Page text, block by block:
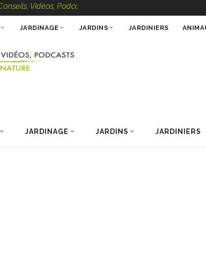
Podcasts – 100 % Nature
JARDINAGE JARDINS JARDINIERS
JARDINAGE JARDINS JARDINIERS